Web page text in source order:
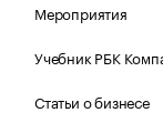
Мероприятия
Учебник РБК
Статьи о бизнесе